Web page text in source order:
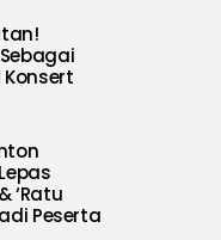
‘Ratu
Peserta